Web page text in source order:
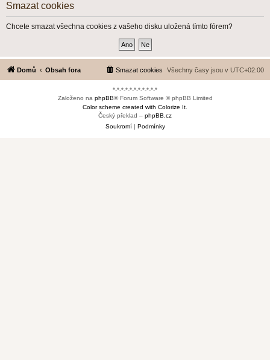
Smazat cookies
Chcete smazat všechna cookies z vašeho disku uložená tímto fórem?
Domů Obsah fora Všechny časy jsou v UTC+02:00
Smazat cookies
*-*-*-*-*-*-*-*-*-*-*
Založeno na phpBB® Forum Software © phpBB Limited
Color scheme created with Colorize It
Český překlad – phpBB.cz
Soukromí| Podmínky